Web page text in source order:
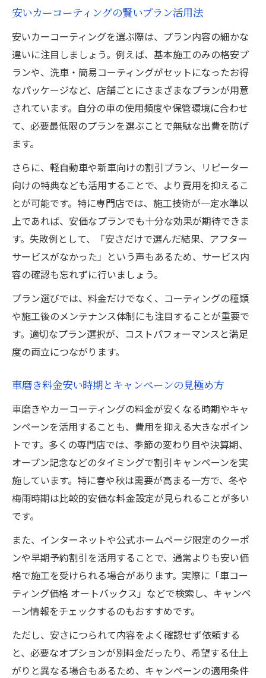
安いカーコーティングの賢いプラン活用法
安いカーコーティングを選ぶ際は、プラン内容の細かな
違いに注目しましょう。例えば、基本施工のみの格安プ
ランや、洗車・簡易コーティングがセットになったお得
なパッケージなど、店舗ごとにさまざまなプランが用意
されています。自分の車の使用頻度や保管環境に合わせ
て、必要最低限のプランを選ぶことで無駄な出費を防げ
ます。
さらに、軽自動車や新車向けの割引プラン、リピーター
向けの特典なども活用することで、より費用を抑えるこ
とが可能です。特に専門店では、施工技術が一定水準以
上であれば、安価なプランでも十分な効果が期待できま
す。失敗例として、「安さだけで選んだ結果、アフター
サービスがなかった」という声もあるため、サービス内
容の確認も忘れずに行いましょう。
プラン選びでは、料金だけでなく、コーティングの種類
や施工後のメンテナンス体制にも注目することが重要で
す。適切なプラン選択が、コストパフォーマンスと満足
度の両立につながります。
車磨き料金安い時期とキャンペーンの見極め方
車磨きやカーコーティングの料金が安くなる時期やキャ
ンペーンを活用することも、費用を抑える大きなポイン
トです。多くの専門店では、季節の変わり目や決算期、
オープン記念などのタイミングで割引キャンペーンを実
施しています。特に春や秋は需要が高まる一方で、冬や
梅雨時期は比較的安価な料金設定が見られることが多い
です。
また、インターネットや公式ホームページ限定のクーポ
ンや早期予約割引を活用することで、通常よりも安い価
格で施工を受けられる場合があります。実際に「車コー
ティング価格 オートバックス」などで検索し、キャンペ
ーン情報をチェックするのもおすすめです。
ただし、安さにつられて内容をよく確認せず依頼する
と、必要なオプションが別料金だったり、希望する仕上
がりと異なる場合もあるため、キャンペーンの適用条件